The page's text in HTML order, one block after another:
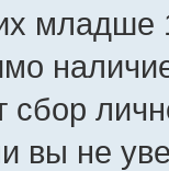
младше
сбор
вы не